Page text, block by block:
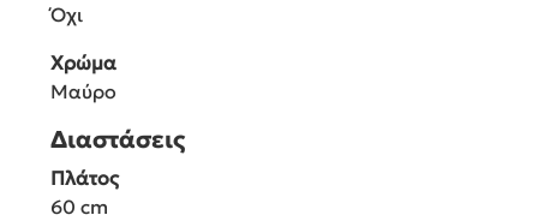
Όχι
Χρώμα
Μαύρο
Διαστάσεις
Πλάτος
60 cm